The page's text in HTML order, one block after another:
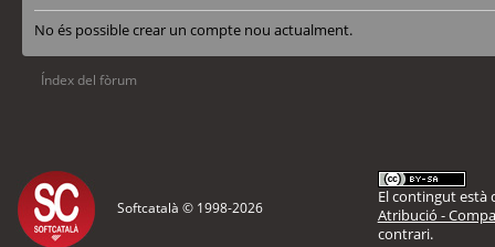
No és possible crear un compte nou actualment.
Índex del fòrum
Softcatalà © 1998-2026
El contingut està
Atribució -
contrari.